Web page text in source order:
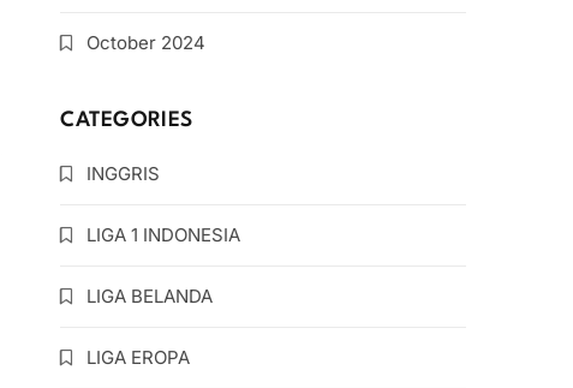
October 2024
CATEGORIES
INGGRIS
LIGA 1 INDONESIA
LIGA BELANDA
LIGA EROPA